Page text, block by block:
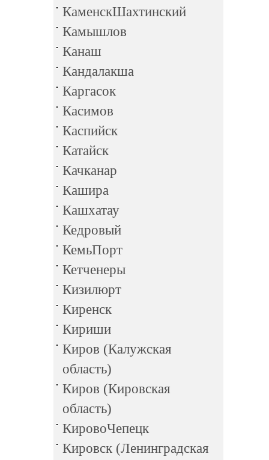
КаменскШахтинский
Камышлов
Канаш
Кандалакша
Каргасок
Касимов
Каспийск
Катайск
Качканар
Кашира
Кашхатау
Кедровый
КемьПорт
Кетченеры
Кизилюрт
Киренск
Кириши
Киров (Калужская
область)
Киров (Кировская
область)
КировоЧепецк
Кировск (Ленинградская